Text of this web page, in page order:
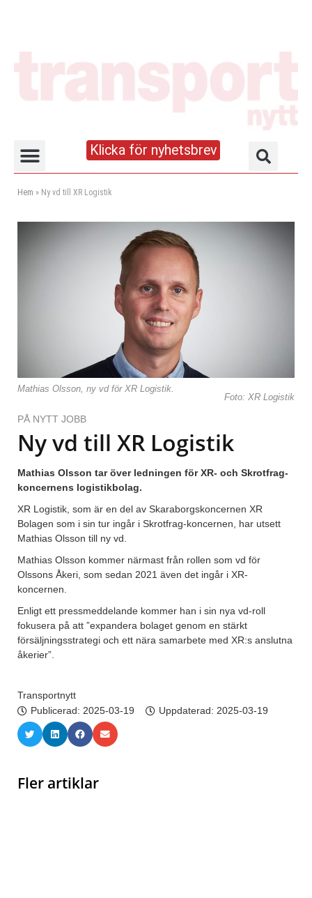
Klicka för nyhetsbrev
Hem » Ny vd till XR Logistik
Mathias Olsson, ny vd för XR Logistik.
Foto: XR Logistik
PÅ NYTT JOBB
Ny vd till XR Logistik
Mathias Olsson tar över ledningen för XR- och Skrotfrag-
koncernens logistikbolag.
XR Logistik, som är en del av Skaraborgskoncernen XR
Bolagen som i sin tur ingår i Skrotfrag-koncernen, har utsett
Mathias Olsson till ny vd.
Mathias Olsson kommer närmast från rollen som vd för
Olssons Åkeri, som sedan 2021 även det ingår i XR-
koncernen.
Enligt ett pressmeddelande kommer han i sin nya vd-roll
fokusera på att ”expandera bolaget genom en stärkt
försäljningsstrategi och ett nära samarbete med XR:s anslutna
åkerier”.
Transportnytt
Publicerad: 2025-03-19 Uppdaterad: 2025-03-19
Fler artiklar